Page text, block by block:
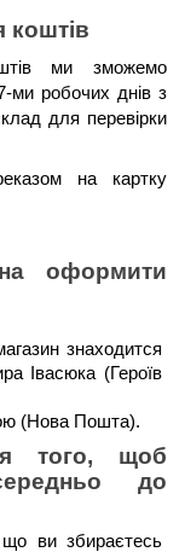
коштів
ми робочих днів з
для перевірки
на картку
оформити
знаходится
Івасюка (Героїв
(Нова Пошта).
того, щоб
до
ви збираєтесь